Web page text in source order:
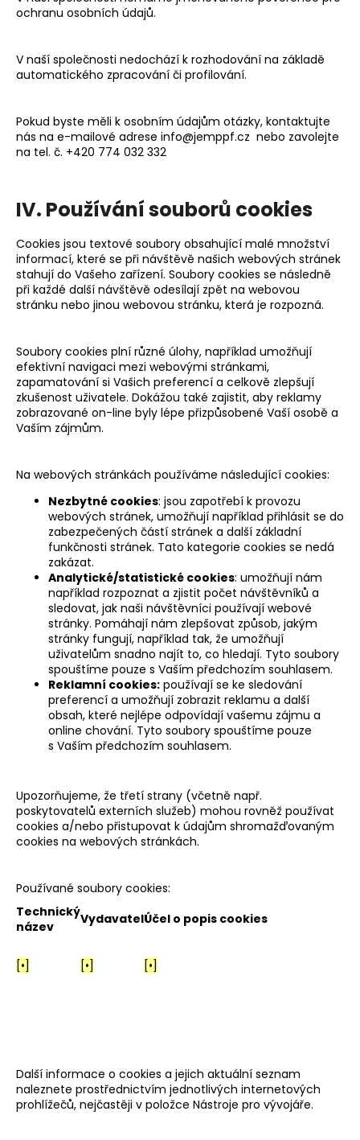
ochranu osobních údajů.
V naší společnosti nedochází k rozhodování na základě
automatického zpracování či profilování.
Pokud byste měli k osobním údajům otázky, kontaktujte
nás na e-mailové adrese info@jemppf.cz nebo zavolejte
na tel. č. +420 774 032 332
IV. Používání souborů cookies
Cookies jsou textové soubory obsahující malé množství
informací, které se při návštěvě našich webových stránek
stahují do Vašeho zařízení. Soubory cookies se následně
při každé další návštěvě odesílají zpět na webovou
stránku nebo jinou webovou stránku, která je rozpozná.
Soubory cookies plní různé úlohy, například umožňují
efektivní navigaci mezi webovými stránkami,
zapamatování si Vašich preferencí a celkově zlepšují
zkušenost uživatele. Dokážou také zajistit, aby reklamy
zobrazované on-line byly lépe přizpůsobené Vaší osobě a
Vaším zájmům.
Na webových stránkách používáme následující cookies:
Nezbytné cookies: jsou zapotřebí k provozu
webových stránek, umožňují například přihlásit se do
zabezpečených částí stránek a další základní
funkčnosti stránek. Tato kategorie cookies se nedá
zakázat.
Analytické/statistické cookies: umožňují nám
například rozpoznat a zjistit počet návštěvníků a
sledovat, jak naši návštěvníci používají webové
stránky. Pomáhají nám zlepšovat způsob, jakým
stránky fungují, například tak, že umožňují
uživatelům snadno najít to, co hledají. Tyto soubory
spouštíme pouze s Vaším předchozím souhlasem.
Reklamní cookies: používají se ke sledování
preferencí a umožňují zobrazit reklamu a další
obsah, které nejlépe odpovídají vašemu zájmu a
online chování. Tyto soubory spouštíme pouze
s Vaším předchozím souhlasem.
Upozorňujeme, že třetí strany (včetně např.
poskytovatelů externích služeb) mohou rovněž používat
cookies a/nebo přistupovat k údajům shromažďovaným
cookies na webových stránkách.
Používané soubory cookies:
Technický
název
VydavatelÚčel o popis cookies
[•] [•] [•]
Další informace o cookies a jejich aktuální seznam
naleznete prostřednictvím jednotlivých internetových
prohlížečů, nejčastěji v položce Nástroje pro vývojáře.